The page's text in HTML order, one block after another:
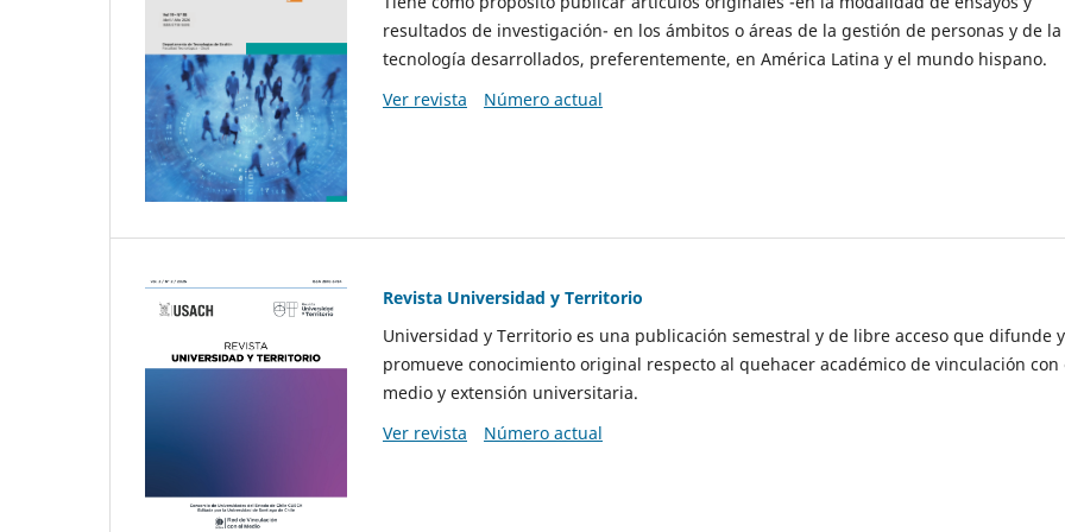
resultados de investigación- en los ámbitos o áreas de la gestión de personas y de la
tecnología desarrollados, preferentemente, en América Latina y el mundo hispano.
Ver revista
Número actual
Revista Universidad y Territorio
Universidad y Territorio es una publicación semestral y de libre acceso que difunde y
promueve conocimiento original respecto al quehacer académico de vinculación con
medio y extensión universitaria.
Ver revista
Número actual